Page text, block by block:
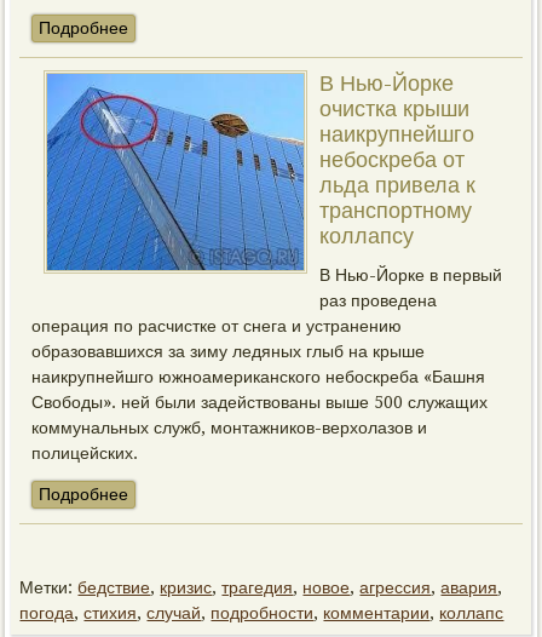
Подробнее
В Нью-Йорке
очистка крыши
наикрупнейшго
небоскреба от
льда привела к
транспортному
коллапсу
В Нью-Йорке в первый
раз проведена
операция по расчистке от снега и устранению
образовавшихся за зиму ледяных глыб на крыше
наикрупнейшго южноамериканского небоскреба «Башня
Свободы». ней были задействованы выше 500 служащих
коммунальных служб, монтажников-верхолазов и
полицейских.
Подробнее
Метки:бедствие, кризис,трагедия, новое,агрессия,авария,
погода,стихия,случай, подробности, комментарии, коллапс